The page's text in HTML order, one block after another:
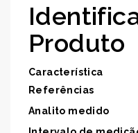
Produto
Característica
Referências
Analito medido